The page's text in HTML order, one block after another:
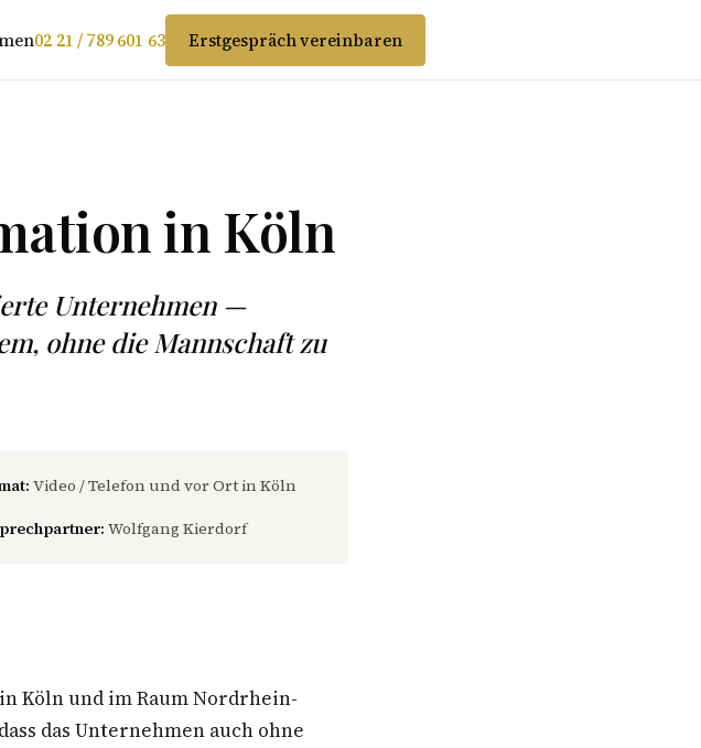
02 21 / 789 601 63 Erstgespräch vereinbaren
in Köln
Unternehmen —
ohne die Mannschaft zu
Video / Telefon und vor Ort in Köln
Wolfgang Kierdorf
Köln und im Raum Nordrhein-
das Unternehmen auch ohne